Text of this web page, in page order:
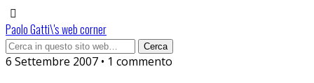
Paolo Gatti\'s web corner
6 Settembre 2007 • 1 commento